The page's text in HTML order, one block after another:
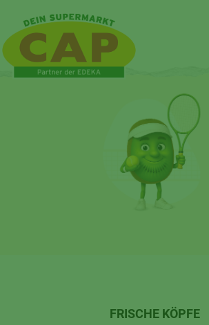
FRISCHE KÖPFE